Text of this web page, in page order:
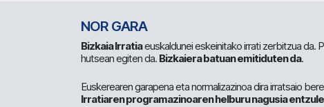
NOR GARA
Bizkaia Irratiaeuskaldunei eskeinitako irrati zerbitzua da.
hutsean egiten da. Bizkaiera batuan emitiduten da.
Euskerearen garapena eta normalizazinoa dira irratsaio
Irratiaren programazinoaren helburu nagusia